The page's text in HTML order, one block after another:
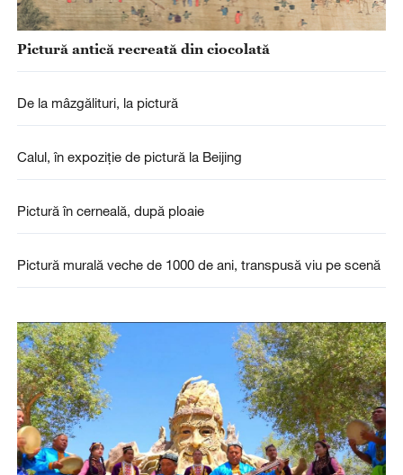
Pictură antică recreată din ciocolată
De la mâzgălituri, la pictură
Calul, în expoziție de pictură la Beijing
Pictură în cerneală, după ploaie
Pictură murală veche de 1000 de ani, transpusă viu pe scenă